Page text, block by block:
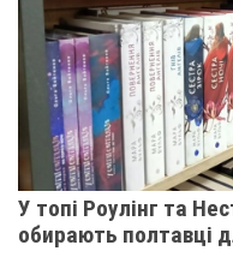
У топі Роулінг та
обирають полтавці